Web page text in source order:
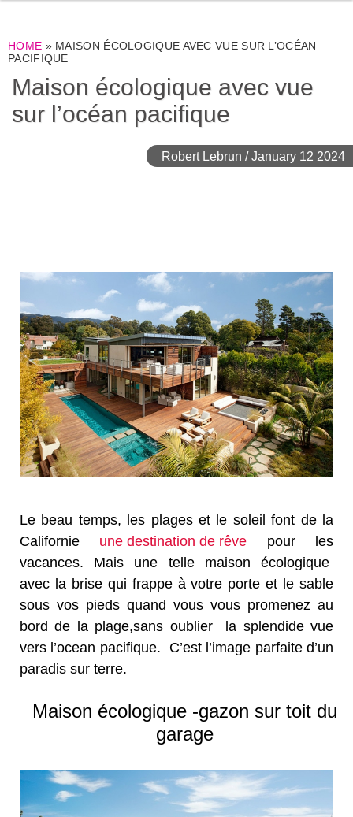
HOME » MAISON ÉCOLOGIQUE AVEC VUE SUR L’OCÉAN
PACIFIQUE
Maison écologique avec vue
sur l’océan pacifique
Robert Lebrun /January 12 2024
Le beau temps, les plages et le soleil font de la
Californie une destination de rêve pour les
vacances. Mais une telle maison écologique
avec la brise qui frappe à votre porte et le sable
sous vos pieds quand vous vous promenez au
bord de la plage,sans oublier la splendide vue
vers l’ocean pacifique. C’est l’image parfaite d’un
paradis sur terre.
Maison écologique -gazon sur toit du
garage